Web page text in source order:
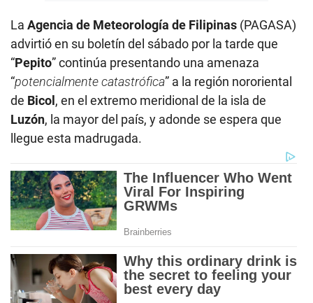
La Agencia de Meteorología de Filipinas (PAGASA)
advirtió en su boletín del sábado por la tarde que
“Pepito” continúa presentando una amenaza
“potencialmente catastrófica” a la región nororiental
de Bicol, en el extremo meridional de la isla de
Luzón, la mayor del país, y adonde se espera que
llegue esta madrugada.